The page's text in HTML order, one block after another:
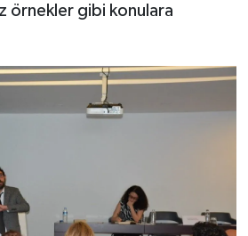
örnekler gibi konulara